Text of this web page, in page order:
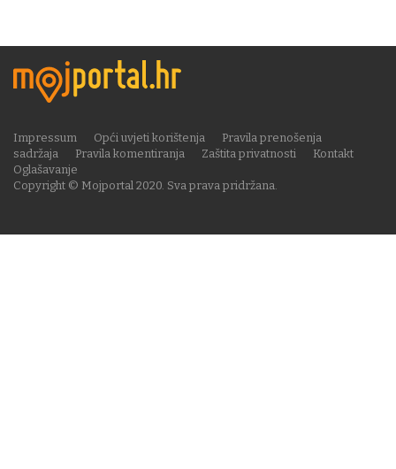
Copyright © Mojportal 2020. Sva prava pridržana.
Impressum Opći uvjeti korištenja
Pravila prenošenja
sadržaja
Pravila komentiranja Zaštita privatnosti
Kontakt
Oglašavanje